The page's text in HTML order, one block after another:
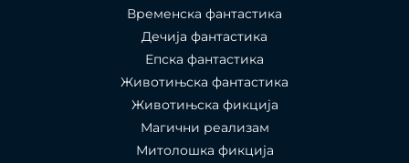
Временска фантастика
Дечија фантастика
Епска фантастика
Животињска фантастика
Животињска фикција
Магични реализам
Митолошка фикција